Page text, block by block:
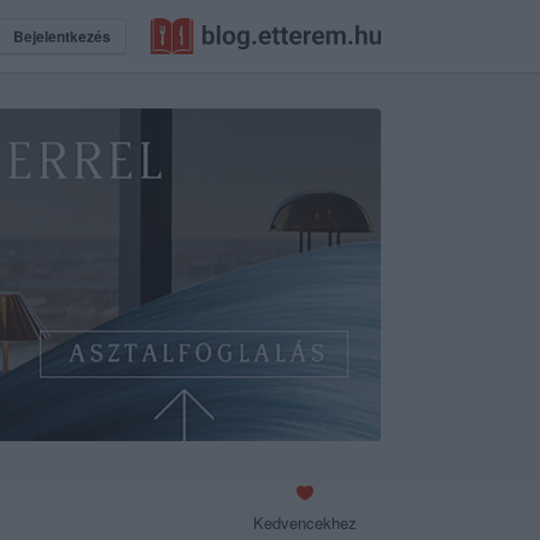
Bejelentkezés
Kedvencekhez